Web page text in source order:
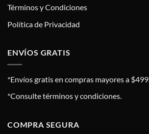
Términos y Condiciones
Política de Privacidad
ENVÍOS GRATIS
*Envíos gratis en compras mayores a $499.
*Consulte términos y condiciones.
COMPRA SEGURA